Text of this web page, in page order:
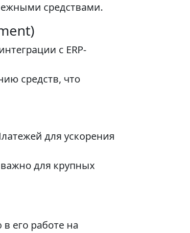
средствами.
с ERP-
средств, что
для ускорения
для крупных
его работе на